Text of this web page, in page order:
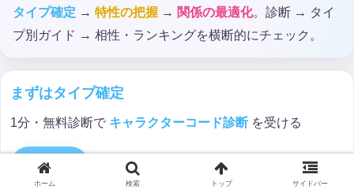
タイプ確定 → 特性の把握 → 関係の最適化。診断 → タイ
プ別ガイド → 相性・ランキングを横断的にチェック。
まずはタイプ確定
1分・無料診断で キャラクターコード診断 を受ける
診断する
ホーム 検索 トップ サイドバー